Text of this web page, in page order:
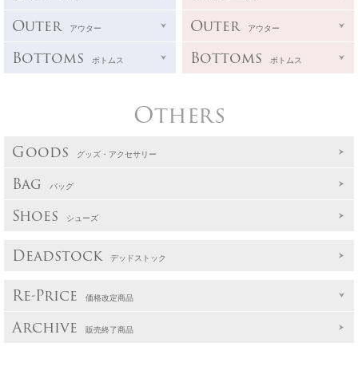
Outer アウター
Bottoms ボトムス
Outer アウター
Bottoms ボトムス
Others
Goods グッズ・アクセサリー
Bag バッグ
Shoes シューズ
Deadstock デッドストック
Re-Price 価格改定商品
Archive 販売終了商品